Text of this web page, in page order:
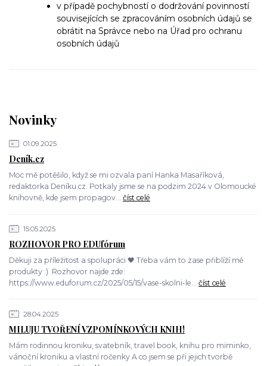
Novinky
01.09.2025
Deník.cz
Moc mě potěšilo, když se mi ozvala paní Hanka Masaříková,
redaktorka Deníku.cz. Potkaly jsme se na podzim 2024 v Olomoucké
knihovně, kde jsem propagov... číst celé
15.05.2025
ROZHOVOR PRO EDUfórum
Děkuji za příležitost a spolupráci 🖤 Třeba vám to zase přiblíží mé
produkty :) Rozhovor najde zde:
https://www.eduforum.cz/2025/05/15/vase-skolni-le... číst celé
28.04.2025
MILUJU TVOŘENÍ VZPOMÍNKOVÝCH KNIH!
Mám rodinnou kroniku, svatebník, travel book, knihu pro miminko,
vánoční kroniku a vlastní ročenky A co jsem se při jejich tvorbě
v případě pochybností o dodržování povinností
souvisejících se zpracováním osobních údajů se
obrátit na Správce nebo na Úřad pro ochranu
osobních údajů